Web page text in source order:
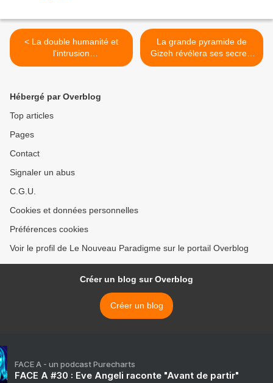
< La double humanité et
l'intrusion
extraterrestre...Partie 2
La grande pyramide de
Gizeh révélera ses secrets
en 2012 >
Hébergé par Overblog
Top articles
Pages
Contact
Signaler un abus
C.G.U.
Cookies et données personnelles
Préférences cookies
Voir le profil de Le Nouveau Paradigme sur le portail Overblog
Créer un blog sur Overblog
Créer un blog
FACE A - un podcast Purecharts
FACE A #30 : Eve Angeli raconte "Avant de partir"